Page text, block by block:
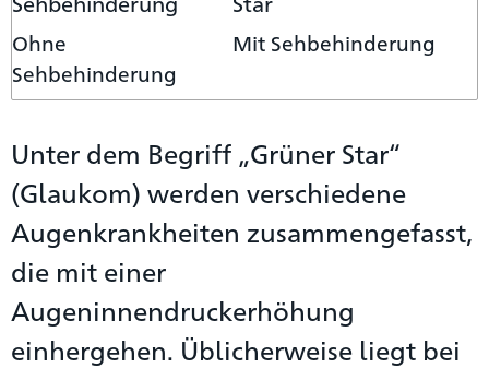
Ohne
Sehbehinderung
Mit Sehbehinderung
Unter dem Begriff „Grüner Star“
(Glaukom) werden verschiedene
Augenkrankheiten zusammengefasst,
die mit einer
Augeninnendruckerhöhung
einhergehen. Üblicherweise liegt bei